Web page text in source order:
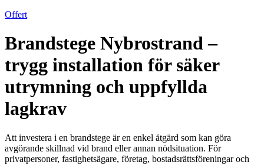
Offert
Brandstege Nybrostrand –
trygg installation för säker
utrymning och uppfyllda
lagkrav
Att investera i en brandstege är en enkel åtgärd som kan göra
avgörande skillnad vid brand eller annan nödsituation. För
privatpersoner, fastighetsägare, företag, bostadsrättsföreningar och